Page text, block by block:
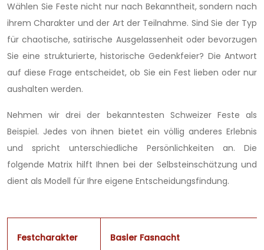
Wählen Sie Feste nicht nur nach Bekanntheit, sondern nach
ihrem Charakter und der Art der Teilnahme. Sind Sie der Typ
für chaotische, satirische Ausgelassenheit oder bevorzugen
Sie eine strukturierte, historische Gedenkfeier? Die Antwort
auf diese Frage entscheidet, ob Sie ein Fest lieben oder nur
aushalten werden.
Nehmen wir drei der bekanntesten Schweizer Feste als
Beispiel. Jedes von ihnen bietet ein völlig anderes Erlebnis
und spricht unterschiedliche Persönlichkeiten an. Die
folgende Matrix hilft Ihnen bei der Selbsteinschätzung und
dient als Modell für Ihre eigene Entscheidungsfindung.
Festcharakter Basler Fasnacht